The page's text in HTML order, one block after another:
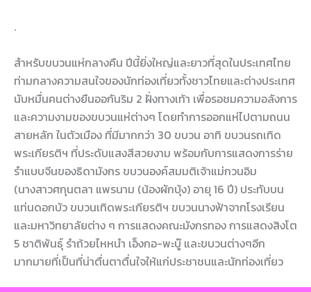
.
สำหรับขบวนแห่กลางคืน ปีนี้ยิ่งใหญ่และยาวที่สุดในประเทศไทย
ท่ามกลางความสนใจของนักท่องเที่ยวทั้งชาวไทยและต่างประเทศ
นับหมื่นคนต่างยืนออกันริม 2 ฝั่งทางเท้า เพื่อรอชมความอลังการ
และความงามของขบวนแห่ต่างๆ โดยทำการออกแห่ไปตามถนน
สายหลัก ในตัวเมือง ที่มีมากกว่า 30 ขบวน อาทิ ขบวนรถเทิด
พระเกียรติฯ ที่ประดับแสงสีสวยงาม พร้อมกับการแสดงการร่าย
รำแบบจีนของธิดามังกร ขบวนองค์สมมติเจ้าแม่กวนอิม
(นางสาวศกุนตลา แพรนาม (น้องผักบุ้ง) อายุ 16 ปี) ประทับบน
แท่นดอกบัว ขบวนเทิดพระเกียรติฯ ขบวนนางฟ้าจากโรงเรียน
และมหาวิทยาลัยต่าง ๆ การแสดงคณะมังกรทอง การแสดงสิงโต
5 ชาติพันธุ์ รำถ้วยไหหนำ เอ็งกอ-พะบู๊ และขบวนต่างๆอีก
มากมายที่เป็นที่น่าตื่นตาตื่นใจให้แก่ประชาชนและนักท่องเที่ยว